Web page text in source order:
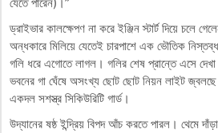
যেতে পারেন)।”
ড্রাইভার কালক্ষেপণ না করে ইঞ্জিন স্টার্ট দিয়ে চলে
অন্ধকারে মিলিয়ে যেতেই চারপাশে এক ভৌতিক
গলি ধরে এগোতে লাগল। গলির শেষ প্রান্তে এসে
ভবনের গা ঘেঁষে অসংখ্য ছোট ছোট নিয়ন লাইট
একদল সশস্ত্র সিকিউরিটি গার্ড।
উদ্যানের ষষ্ঠ ইন্দ্রিয় বিপদ আঁচ করতে পারল। থেমে